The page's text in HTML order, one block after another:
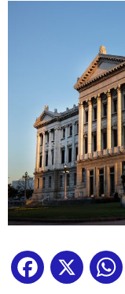
Facebook
X